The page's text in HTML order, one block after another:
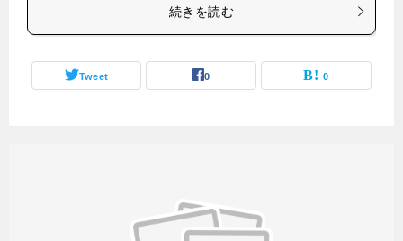
続きを読む
Tweet 0 0